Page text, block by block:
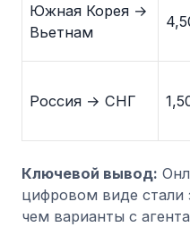
Южная Корея →
Вьетнам
Россия → СНГ
Ключевой вывод:
цифровом виде стали
чем варианты с